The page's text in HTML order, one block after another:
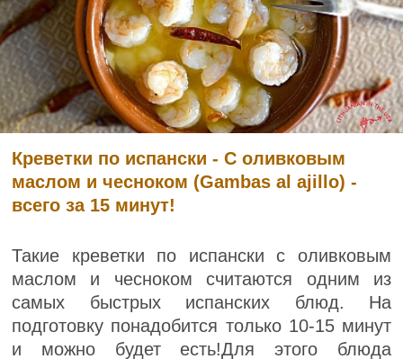
Креветки по испански - С оливковым
маслом и чесноком (Gambas al ajillo) -
всего за 15 минут!
Такие креветки по испански с оливковым
маслом и чесноком считаются одним из
самых быстрых испанских блюд. На
подготовку понадобится только 10-15 минут
и можно будет есть!Для этого блюда